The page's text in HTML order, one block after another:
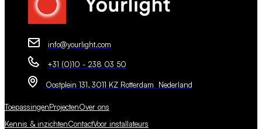
info@yourlight.com
+31 (0)10 - 238 03 50
Oostplein 131, 3011 KZ Rotterdam Nederland
ToepassingenProjectenOver ons
Kennis & inzichtenContactVoor installateurs